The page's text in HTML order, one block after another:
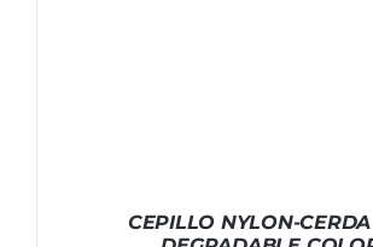
CEPILLO NYLON-